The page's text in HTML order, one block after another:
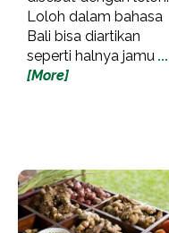
Loloh dalam bahasa
Bali bisa diartikan
seperti halnya jamu ...
[More]